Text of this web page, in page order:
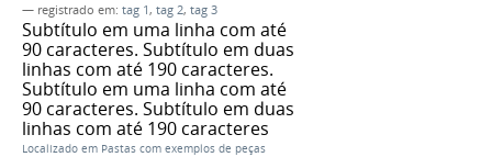
— registrado em: tag 1, tag 2, tag 3
Subtítulo em uma linha com até
90 caracteres. Subtítulo em duas
linhas com até 190 caracteres.
Subtítulo em uma linha com até
90 caracteres. Subtítulo em duas
linhas com até 190 caracteres
Localizado em Pastas com exemplos de peças